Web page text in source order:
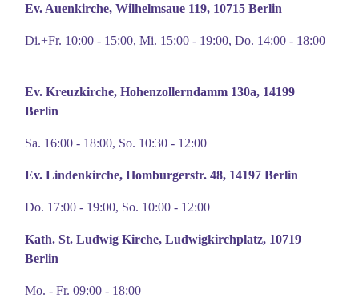
Ev. Auenkirche, Wilhelmsaue 119, 10715 Berlin
Di.+Fr. 10:00 - 15:00, Mi. 15:00 - 19:00, Do. 14:00 - 18:00
Ev. Kreuzkirche, Hohenzollerndamm 130a, 14199
Berlin
Sa. 16:00 - 18:00, So. 10:30 - 12:00
Ev. Lindenkirche, Homburgerstr. 48, 14197 Berlin
Do. 17:00 - 19:00, So. 10:00 - 12:00
Kath. St. Ludwig Kirche, Ludwigkirchplatz, 10719
Berlin
Mo. - Fr. 09:00 - 18:00